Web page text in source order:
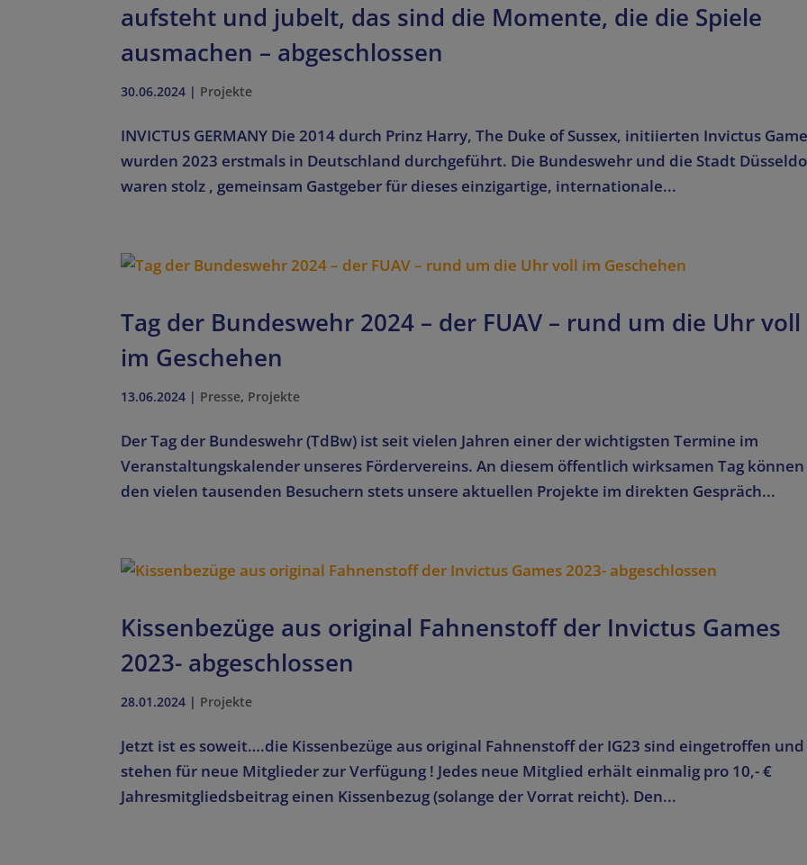
aufsteht und jubelt, das sind die Momente, die die Spiele
ausmachen – abgeschlossen
30.06.2024 | Projekte
INVICTUS GERMANY Die 2014 durch Prinz Harry, The Duke of Sussex, initiierten Invictus
wurden 2023 erstmals in Deutschland durchgeführt. Die Bundeswehr und die Stadt
waren stolz , gemeinsam Gastgeber für dieses einzigartige, internationale...
Tag der Bundeswehr 2024 – der FUAV – rund um die Uhr voll
im Geschehen
13.06.2024 | Presse, Projekte
Der Tag der Bundeswehr (TdBw) ist seit vielen Jahren einer der wichtigsten Termine im
Veranstaltungskalender unseres Fördervereins. An diesem öffentlich wirksamen Tag
den vielen tausenden Besuchern stets unsere aktuellen Projekte im direkten Gespräch...
Kissenbezüge aus original Fahnenstoff der Invictus Games
2023- abgeschlossen
28.01.2024 | Projekte
Jetzt ist es soweit….die Kissenbezüge aus original Fahnenstoff der IG23 sind eingetroffen und
stehen für neue Mitglieder zur Verfügung ! Jedes neue Mitglied erhält einmalig pro 10,- €
Jahresmitgliedsbeitrag einen Kissenbezug (solange der Vorrat reicht). Den...